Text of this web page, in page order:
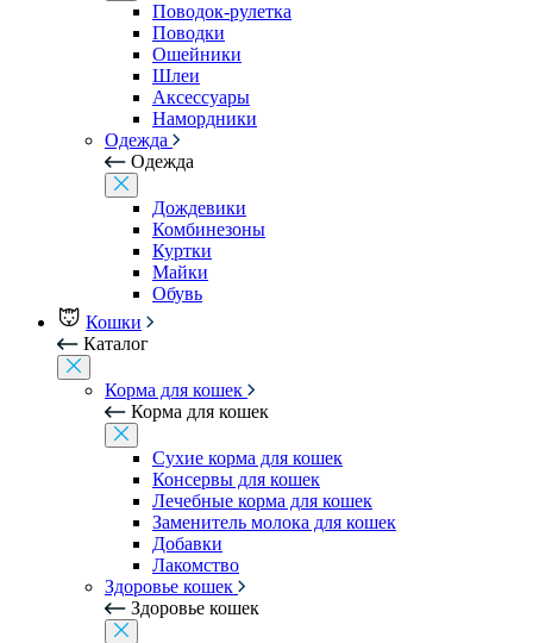
Поводок-рулетка
Поводки
Ошейники
Шлеи
Аксессуары
Намордники
Одежда
Одежда
Дождевики
Комбинезоны
Куртки
Майки
Обувь
Кошки
Каталог
Корма для кошек
Корма для кошек
Сухие корма для кошек
Консервы для кошек
Лечебные корма для кошек
Заменитель молока для кошек
Добавки
Лакомство
Здоровье кошек
Здоровье кошек